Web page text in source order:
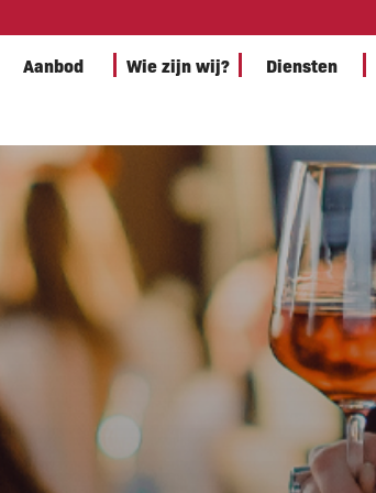
Aanbod Wie zijn wij? Diensten